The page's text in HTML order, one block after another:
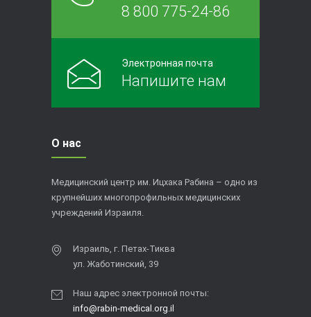
8 800 775-24-86
Электронная почта
Напишите нам
О нас
Медицинский центр им. Ицхака Рабина – одно из
крупнейших многопрофильных медицинских
учреждений Израиля.
Израиль, г. Петах-Тиква
ул. Жаботинский, 39
Наш адрес электронной почты:
info@rabin-medical.org.il